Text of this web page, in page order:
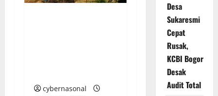
cybernasonal
Desa
Sukaresmi
Cepat
Rusak,
KCBI Bogor
Desak
Audit Total